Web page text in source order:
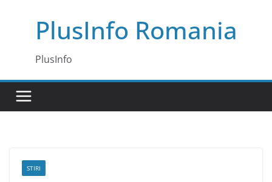
PlusInfo Romania
PlusInfo
STIRI